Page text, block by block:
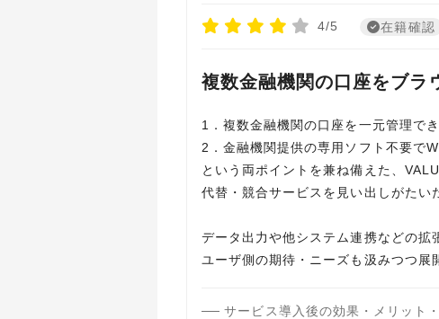
4/5 在籍確認
複数金融機関の口座をブラ
1．複数金融機関の口座を一元管理で
2．金融機関提供の専用ソフト不要で
という両ポイントを兼ね備えた、
代替・競合サービスを見い出しがたい
データ出力や他システム連携などの
ユーザ側の期待・ニーズも汲みつつ展
サービス導入後の効果・メリット